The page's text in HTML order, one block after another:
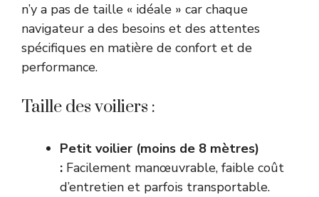
n’y a pas de taille « idéale » car chaque
navigateur a des besoins et des attentes
spécifiques en matière de confort et de
performance.
Taille des voiliers :
Petit voilier (moins de 8 mètres)
: Facilement manœuvrable, faible coût
d’entretien et parfois transportable.